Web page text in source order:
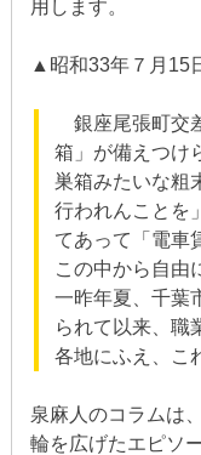
用します。
▲昭和33年７月15
銀座尾張町交
箱」が備えつけ
巣箱みたいな粗
行われんことを
てあって「電車
この中から自由
一昨年夏、千葉
られて以来、職
各地にふえ、こ
泉麻人のコラムは
輪を広げたエピソ